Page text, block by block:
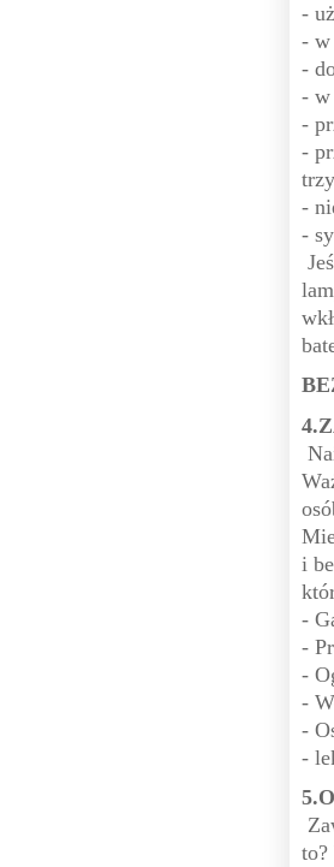
-
- w
-
- w
-
-
-
-
i
-
-
-
-
-
-